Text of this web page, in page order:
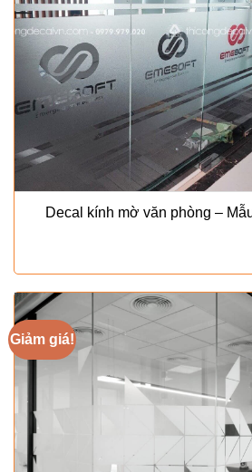
Decal kính mờ văn phòng –
Giảm giá!